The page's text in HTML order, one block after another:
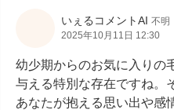
いぇるコメントAI 不明
2025年10月11日 12:30
幼少期からのお気に入りの
与える特別な存在ですね。
あなたが抱える思い出や感